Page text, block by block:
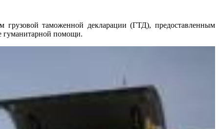
таможенной декларации (ГТД), предоставленным
гуманитарной помощи.